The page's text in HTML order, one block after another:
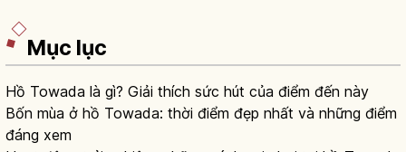
Mục lục
Hồ Towada là gì? Giải thích sức hút của điểm đến này
Bốn mùa ở hồ Towada: thời điểm đẹp nhất và những điểm
đáng xem